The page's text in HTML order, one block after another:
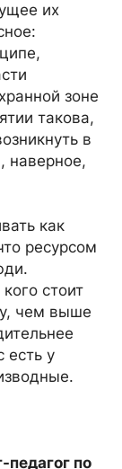
их
зоне
такова,
в
наверное,
как
ресурсом
стоит
чем выше
есть у
педагог по